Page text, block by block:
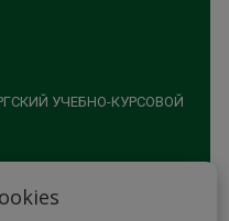
УЧЕБНО-КУРСОВОЙ